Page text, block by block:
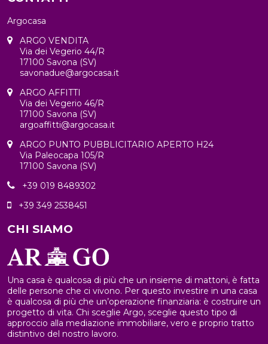
Argocasa
ARGO VENDITA
Via dei Vegerio 44/R
17100 Savona (SV)
savonadue@argocasa.it
ARGO AFFITTI
Via dei Vegerio 46/R
17100 Savona (SV)
argoaffitti@argocasa.it
ARGO PUNTO PUBBLICITARIO APERTO H24
Via Paleocapa 105/R
17100 Savona (SV)
+39 019 8489302
+39 349 2538451
CHI SIAMO
Una casa è qualcosa di più che un insieme di mattoni, è fatta
delle persone che ci vivono. Per questo investire in una casa
è qualcosa di più che un’operazione finanziaria: è costruire un
progetto di vita. Chi sceglie Argo, sceglie questo tipo di
approccio alla mediazione immobiliare, vero e proprio tratto
distintivo del nostro lavoro.